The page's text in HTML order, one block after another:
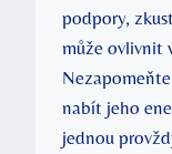
podpory,
může ovlivnit
nabít jeho
jednou